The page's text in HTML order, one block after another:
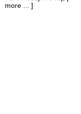
more ... ]